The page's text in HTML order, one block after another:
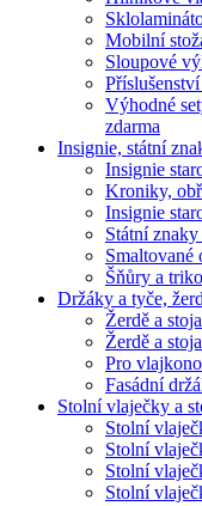
Mobilní
Sloupové
Výhodné
zdarma
Insignie, státní
Insignie
Kroniky,
Insignie
Státní znaky
Smaltované
Šňůry a
Držáky a tyče,
Žerdě a
Žerdě a
Pro
Fasádní
Stolní vlaječky a
Stolní
Stolní
Stolní
Stolní